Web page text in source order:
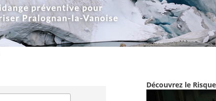
Découvrez le